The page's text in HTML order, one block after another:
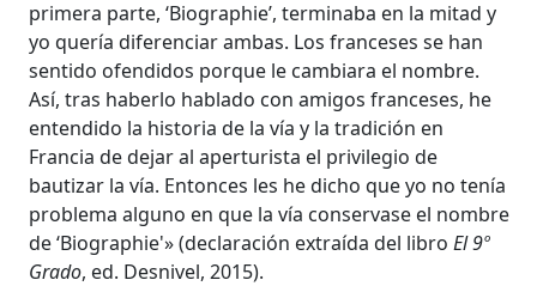
primera parte, ‘Biographie’, terminaba en la mitad y
yo quería diferenciar ambas. Los franceses se han
sentido ofendidos porque le cambiara el nombre.
Así, tras haberlo hablado con amigos franceses, he
entendido la historia de la vía y la tradición en
Francia de dejar al aperturista el privilegio de
bautizar la vía. Entonces les he dicho que yo no tenía
problema alguno en que la vía conservase el nombre
de ‘Biographie'» (declaración extraída del libro El 9º
Grado, ed. Desnivel, 2015).